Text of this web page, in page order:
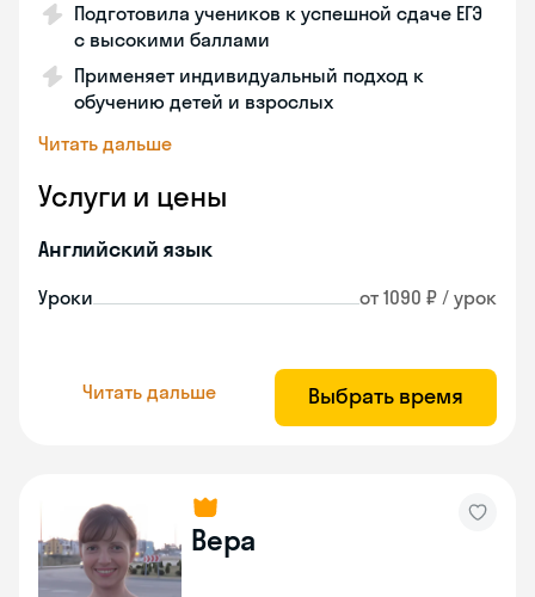
Подготовила учеников к успешной сдаче ЕГЭ
с высокими баллами
Применяет индивидуальный подход к
обучению детей и взрослых
Читать дальше
Услуги и цены
Английский язык
Уроки от 1090 ₽ / урок
Читать дальше Выбрать время
Вера